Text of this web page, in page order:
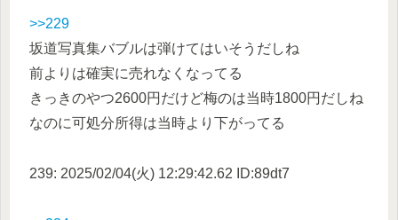
>>229
坂道写真集バブルは弾けてはいそうだしね
前よりは確実に売れなくなってる
きっきのやつ2600円だけど梅のは当時1800円だしね
なのに可処分所得は当時より下がってる
239: 2025/02/04(火) 12:29:42.62 ID:89dt7